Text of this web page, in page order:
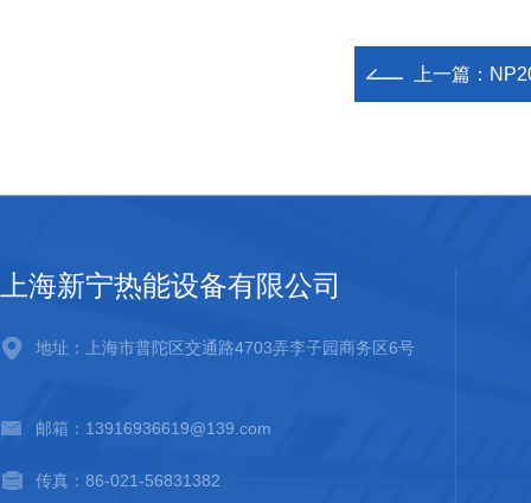
上一篇：
上海新宁热能设备有限公司
地址：上海市普陀区交通路4703弄李子园商务区6号
邮箱：13916936619@139.com
传真：86-021-56831382